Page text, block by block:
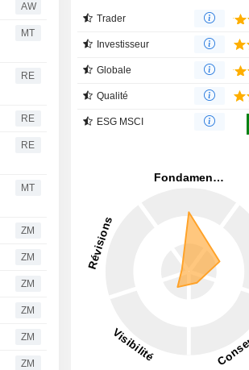
AW
MT
RE
RE
RE
MT
ZM
ZM
ZM
ZM
ZM
ZM
Trader
Investisseur
Globale
Qualité
ESG MSCI